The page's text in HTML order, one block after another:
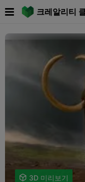
크레알리티
 3D 미리보기